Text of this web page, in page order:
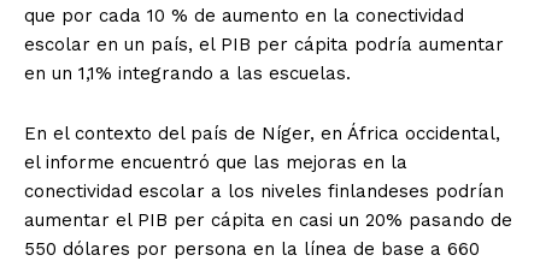
que por cada 10 % de aumento en la conectividad
escolar en un país, el PIB per cápita podría aumentar
en un 1,1% integrando a las escuelas.
En el contexto del país de Níger, en África occidental,
el informe encuentró que las mejoras en la
conectividad escolar a los niveles finlandeses podrían
aumentar el PIB per cápita en casi un 20% pasando de
550 dólares por persona en la línea de base a 660